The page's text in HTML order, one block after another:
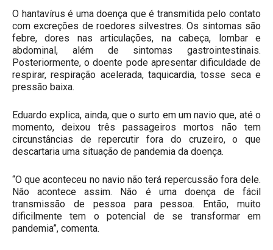
O hantavírus é uma doença que é transmitida pelo contato
com excreções de roedores silvestres. Os sintomas são
febre, dores nas articulações, na cabeça, lombar e
abdominal, além de sintomas gastrointestinais.
Posteriormente, o doente pode apresentar dificuldade de
respirar, respiração acelerada, taquicardia, tosse seca e
pressão baixa.
Eduardo explica, ainda, que o surto em um navio que, até o
momento, deixou três passageiros mortos não tem
circunstâncias de repercutir fora do cruzeiro, o que
descartaria uma situação de pandemia da doença.
“O que aconteceu no navio não terá repercussão fora dele.
Não acontece assim. Não é uma doença de fácil
transmissão de pessoa para pessoa. Então, muito
dificilmente tem o potencial de se transformar em
pandemia”, comenta.